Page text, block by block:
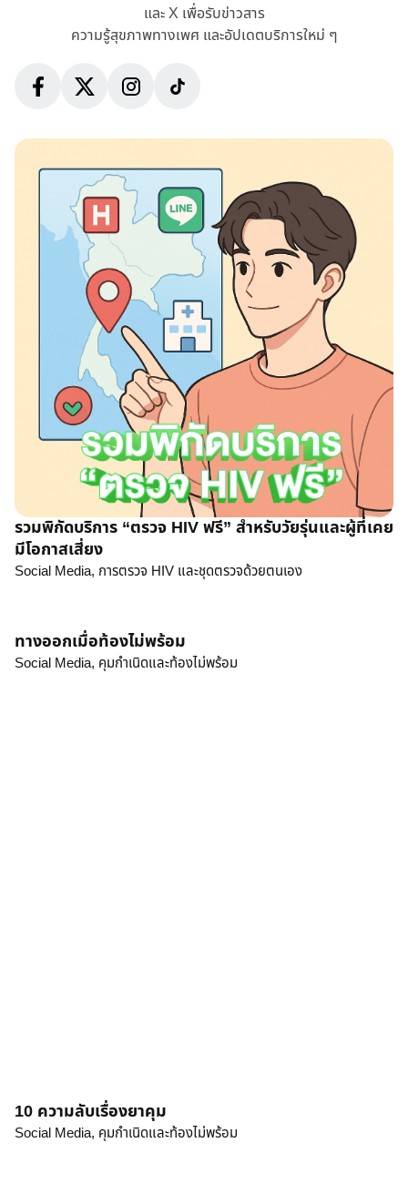
และ X เพื่อรับข่าวสาร
ความรู้สุขภาพทางเพศ และอัปเดตบริการใหม่ ๆ
รวมพิกัดบริการ “ตรวจ HIV ฟรี” สำหรับวัยรุ่นและผู้ที่เคย
มีโอกาสเสี่ยง
Social Media, การตรวจ HIV และชุดตรวจด้วยตนเอง
ทางออกเมื่อท้องไม่พร้อม
Social Media, คุมกำเนิดและท้องไม่พร้อม
10 ความลับเรื่องยาคุม
Social Media, คุมกำเนิดและท้องไม่พร้อม